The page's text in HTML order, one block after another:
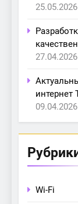
25.05.2026
27.04.2026
интернет
09.04.2026
Wi-Fi